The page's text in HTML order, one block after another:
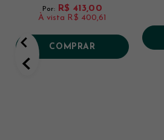
Por: R$ 413,00
À vista R$ 400,61
COMPRAR